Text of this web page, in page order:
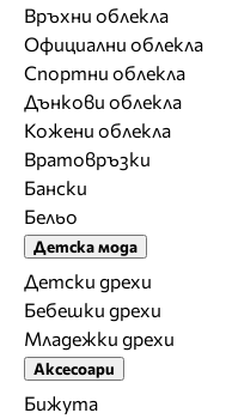
Връхни облекла
Официални облекла
Спортни облекла
Дънкови облекла
Кожени облекла
Вратовръзки
Бански
Бельо
Детска мода
Детски дрехи
Бебешки дрехи
Младежки дрехи
Аксесоари
Бижута